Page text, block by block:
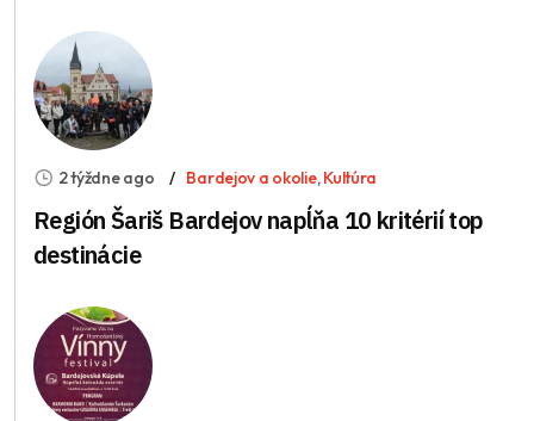
2 týždne ago Bardejov a okolie,Kultúra
Región Šariš Bardejov napĺňa 10 kritérií top
destinácie